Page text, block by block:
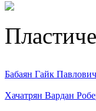
Бабаян Гайк Павлович
Хачатрян Вардан